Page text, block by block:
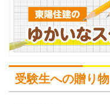
受験生への贈り物